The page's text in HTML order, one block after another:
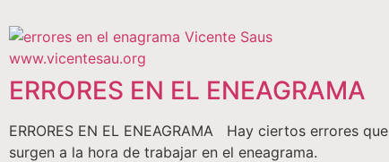
ERRORES EN EL ENEAGRAMA
ERRORES EN EL ENEAGRAMA Hay ciertos errores que
surgen a la hora de trabajar en el eneagrama.